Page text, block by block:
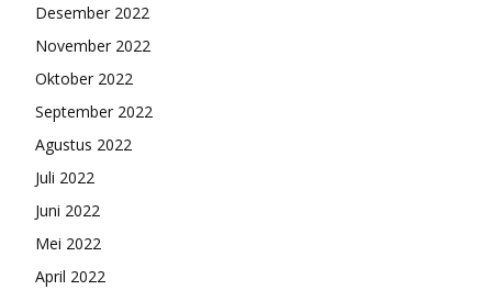
Desember 2022
November 2022
Oktober 2022
September 2022
Agustus 2022
Juli 2022
Juni 2022
Mei 2022
April 2022